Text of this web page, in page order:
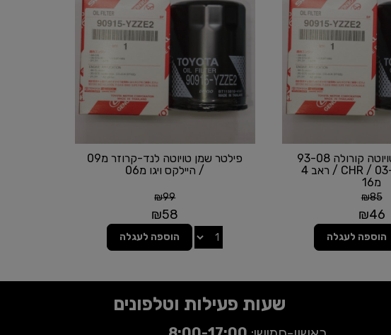
פילטר שמן טויוטה קורולה 93-08
/ יאריס 03-08 / CHR / ראב 4
מ16
₪85
₪46
הוספה לעגלה
פילטר שמן טויוטה לנד-קרוזר מ09
/ היילקס ויגו מ06
₪99
₪58
הוספה לעגלה
שעות פעילות וטלפונים